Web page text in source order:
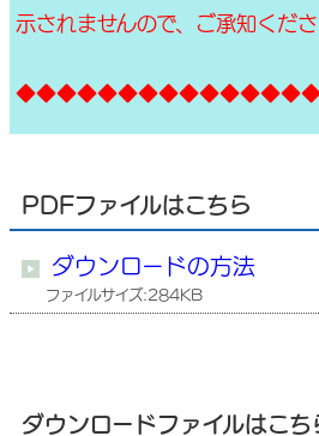
示されませんので、ご承知くださ
PDFファイルはこちら
ダウンロードの方法
ファイルサイズ:284KB
ダウンロードファイルはこち